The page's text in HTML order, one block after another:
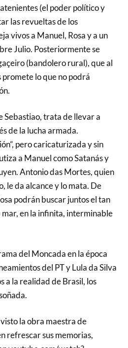
(el poder político y
las revueltas de los
vivos a Manuel, Rosa y a un
Julio. Posteriormente se
(bandolero rural), que al
promete lo que no podrá
Sebastiao, trata de llevar a
de la lucha armada.
pero caricaturizada y sin
a Manuel como Satanás y
Antonio das Mortes, quien
le da alcance y lo mata. De
podrán buscar juntos el tan
en la infinita, interminable
del Moncada en la época
del PT y Lula da Silva
a la realidad de Brasil, los
la obra maestra de
refrescar sus memorias,